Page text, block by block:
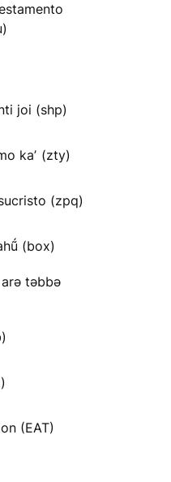
joi (shp)
kaʼ (zty)
(zpq)
(box)
təbbə
(EAT)